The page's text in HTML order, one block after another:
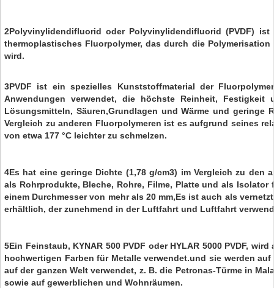
2Polyvinylidendifluorid oder Polyvinylidendifluorid (PVDF)
thermoplastisches Fluorpolymer, das durch die
wird.
3PVDF ist ein spezielles Kunststoffmaterial der
Anwendungen verwendet, die höchste Reinheit, Festigkeit
Lösungsmitteln, Säuren,Grundlagen und Wärme und geringe
Vergleich zu anderen Fluorpolymeren ist es aufgrund seines
von etwa 177 °C leichter zu schmelzen.
4Es hat eine geringe Dichte (1,78 g/cm3) im Vergleich zu den
als Rohrprodukte, Bleche, Rohre, Filme, Platte und als Isolator
einem Durchmesser von mehr als 20 mm,Es ist auch als
erhältlich, der zunehmend in der Luftfahrt und Luftfahrt
5Ein Feinstaub, KYNAR 500 PVDF oder HYLAR 5000 PVDF,
hochwertigen Farben für Metalle verwendet.und sie werden
auf der ganzen Welt verwendet, z. B. die Petronas-Türme in
sowie auf gewerblichen und Wohnräumen.